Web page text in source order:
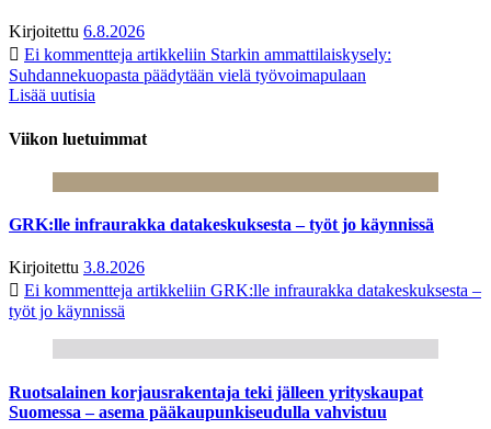
Kirjoitettu 6.8.2026
Ei kommentteja artikkeliin Starkin ammattilaiskysely:
Suhdannekuopasta päädytään vielä työvoimapulaan
Lisää uutisia
Viikon luetuimmat
GRK:lle infraurakka datakeskuksesta – työt jo käynnissä
Kirjoitettu 3.8.2026
Ei kommentteja artikkeliin GRK:lle infraurakka datakeskuksesta –
työt jo käynnissä
Ruotsalainen korjausrakentaja teki jälleen yrityskaupat
Suomessa – asema pääkaupunkiseudulla vahvistuu